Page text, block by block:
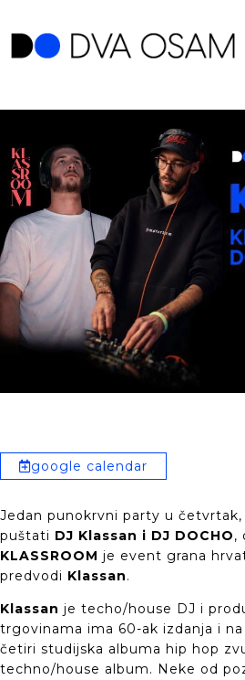
google calendar
Jedan punokrvni party u četvrtak,
puštati DJ Klassan i DJ DOCHO,
KLASSROOM je event grana
predvodi Klassan.
Klassan je techo/house DJ i
trgovinama ima 60-ak izdanja i
četiri studijska albuma hip hop
techno/house album. Neke od